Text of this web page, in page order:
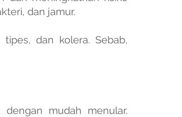
dan jamur.
dan kolera. Sebab,
mudah menular.